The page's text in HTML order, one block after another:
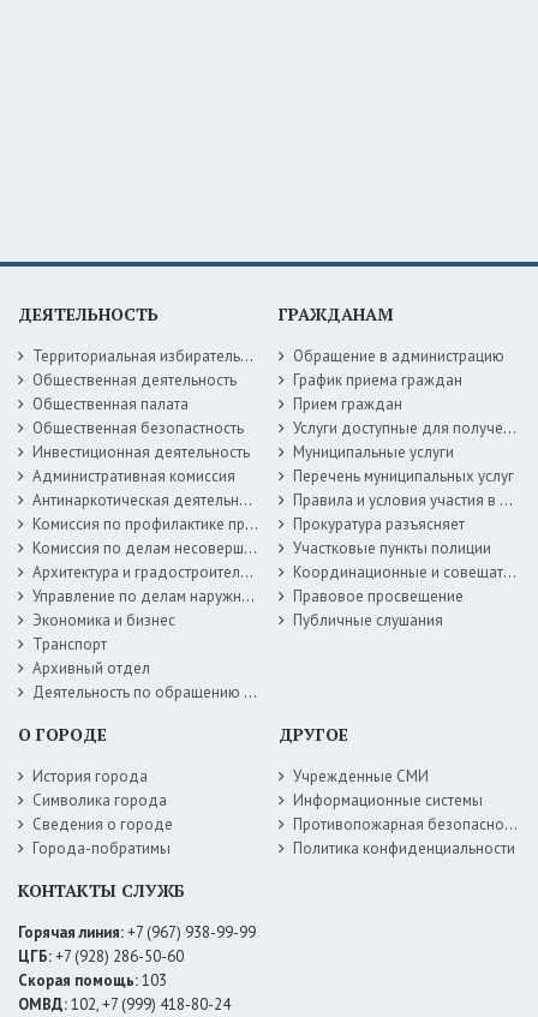
ДЕЯТЕЛЬНОСТЬ
Территориальная избирательная комиссия
Общественная деятельность
Общественная палата
Общественная безопастность
Инвестиционная деятельность
Административная комиссия
Антинаркотическая деятельность
Комиссия по профилактике правонарушений
Комиссия по делам несовершеннолетних
Архитектура и градостроительство
Управление по делам наружной рекламы
Экономика и бизнес
Транспорт
Архивный отдел
Деятельность по обращению с животными без владельцев
ГРАЖДАНАМ
Обращение в администрацию
График приема граждан
Прием граждан
Услуги доступные для получения в электронной форме
Муниципальные услуги
Перечень муниципальных услуг
Правила и условия участия в жилищных программах
Прокуратура разъясняет
Участковые пункты полиции
Координационные и совещательные органы
Правовое просвещение
Публичные слушания
О ГОРОДЕ
История города
Символика города
Сведения о городе
Города-побратимы
ДРУГОЕ
Учрежденные СМИ
Информационные системы
Противопожарная безопасность
Политика конфиденциальности
КОНТАКТЫ СЛУЖБ
Горячая линия:+7 (967) 938-99-99
ЦГБ:+7 (928) 286-50-60
Скорая помощь:103
ОМВД:102, +7 (999) 418-80-24